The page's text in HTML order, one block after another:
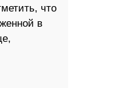
что
в